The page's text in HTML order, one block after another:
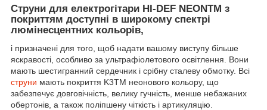
Струни для електрогітари HI-DEF NEONTM з
покриттям доступні в широкому спектрі
люмінесцентних кольорів,
і призначені для того, щоб надати вашому виступу більше
яскравості, особливо за ультрафіолетового освітлення. Вони
мають шестигранний сердечник і срібну сталеву обмотку. Всі
струни мають покриття K3TM неонового кольору, що
забезпечує довговічність, велику гучність, менше небажаних
обертонів, а також поліпшену чіткість і артикуляцію.